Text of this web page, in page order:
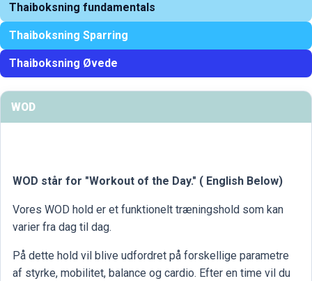
WOD
WOD står for "Workout of the Day." ( English Below)
Vores WOD hold er et funktionelt træningshold som kan
varier fra dag til dag.
På dette hold vil blive udfordret på forskellige parametre
af styrke, mobilitet, balance og cardio. Efter en time vil du
Thaiboksning fundamentals
Thaiboksning Sparring
Thaiboksning Øvede